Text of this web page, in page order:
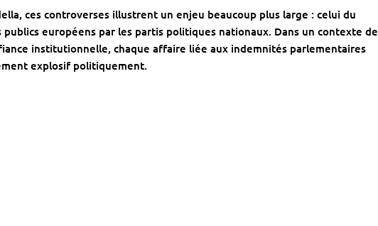
ces controverses illustrent un enjeu beaucoup plus large : celui du
européens par les partis politiques nationaux. Dans un contexte de
institutionnelle, chaque affaire liée aux indemnités parlementaires
explosif politiquement.